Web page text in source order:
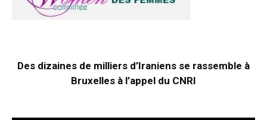
Des dizaines de milliers d’Iraniens se rassemble à
Bruxelles à l’appel du CNRI